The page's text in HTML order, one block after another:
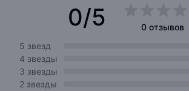
0/5
0 отзывов
5 звезд
4 звезды
3 звезды
2 звезды